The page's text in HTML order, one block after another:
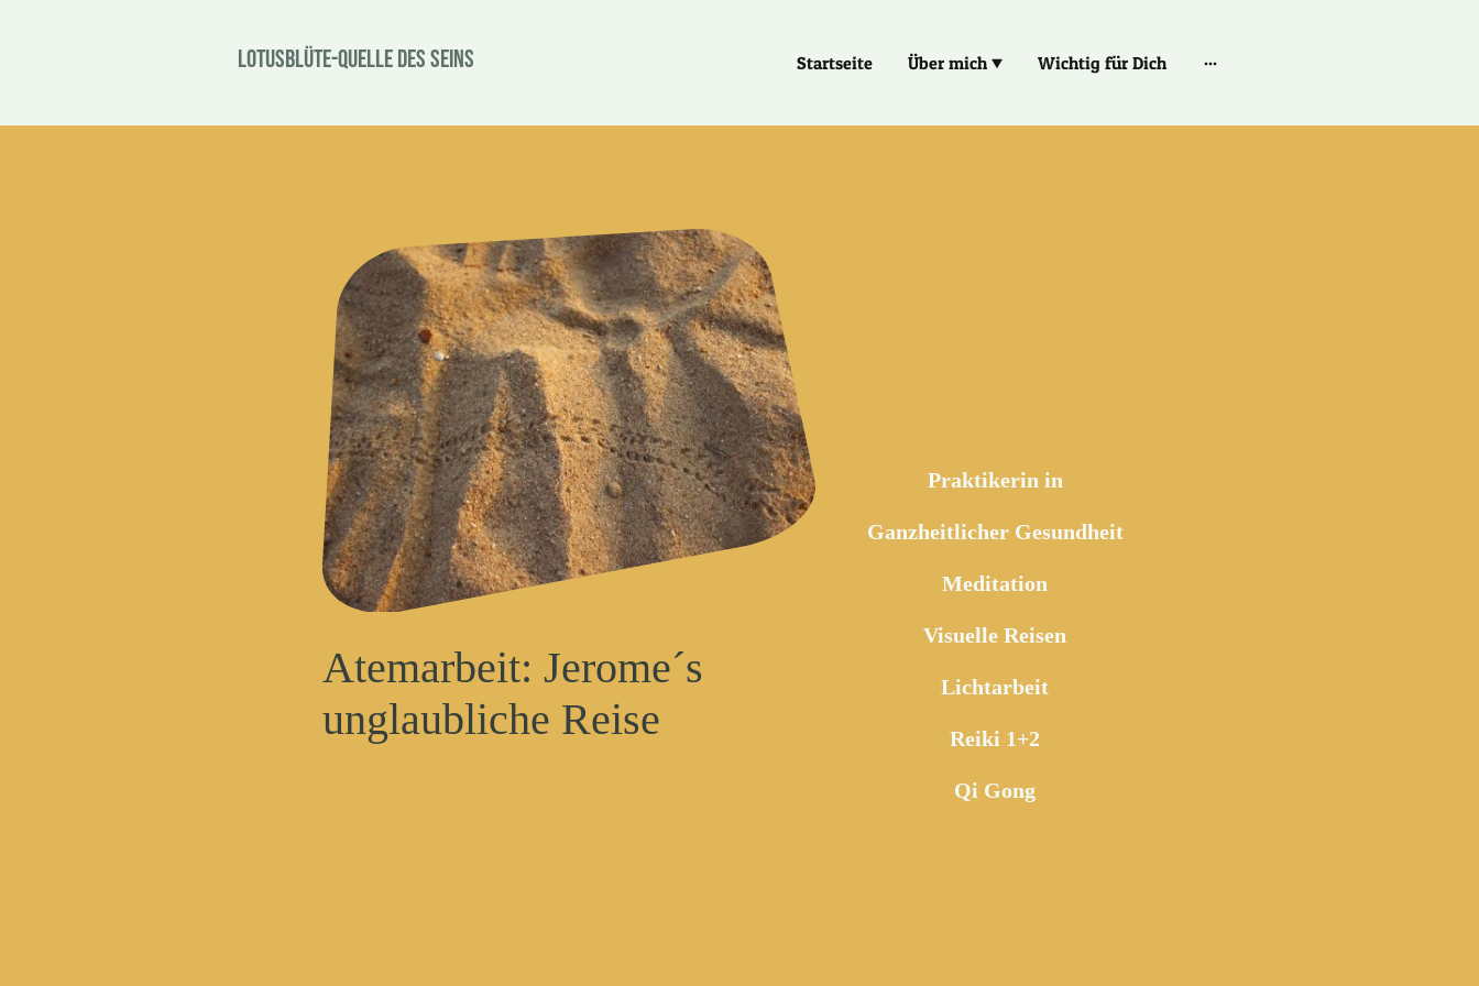
Lotusblüte-Quelle des Seins Startseite Über mich Wichtig für Dich
Atemarbeit: Jerome´s
unglaubliche Reise
Praktikerin in
Ganzheitlicher Gesundheit
Meditation
Visuelle Reisen
Lichtarbeit
Reiki 1+2
Qi Gong